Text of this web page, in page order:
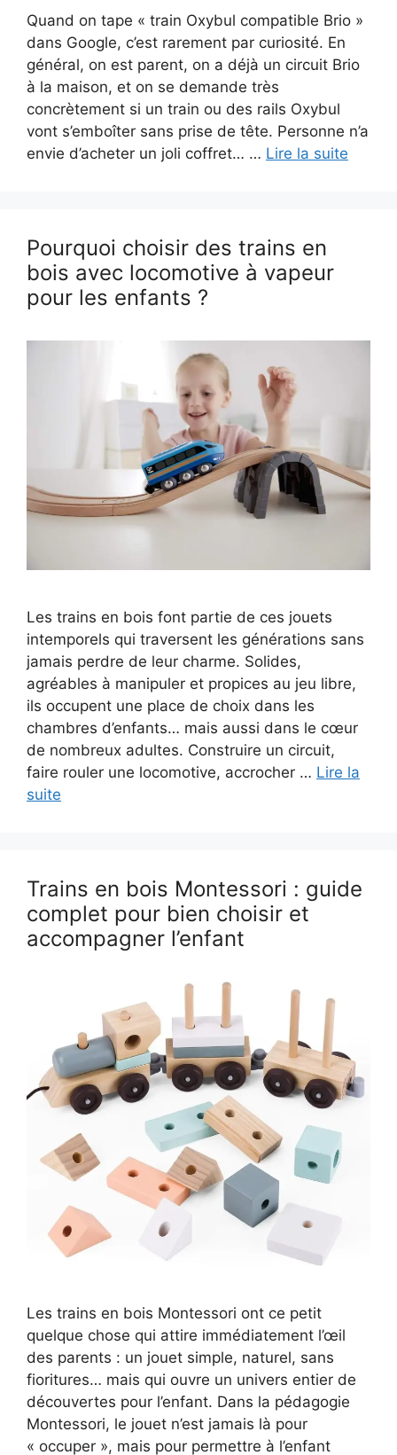
Quand on tape « train Oxybul compatible Brio »
dans Google, c’est rarement par curiosité. En
général, on est parent, on a déjà un circuit Brio
à la maison, et on se demande très
concrètement si un train ou des rails Oxybul
vont s’emboîter sans prise de tête. Personne n’a
envie d’acheter un joli coffret… … Lire la suite
Pourquoi choisir des trains en
bois avec locomotive à vapeur
pour les enfants ?
Les trains en bois font partie de ces jouets
intemporels qui traversent les générations sans
jamais perdre de leur charme. Solides,
agréables à manipuler et propices au jeu libre,
ils occupent une place de choix dans les
chambres d’enfants… mais aussi dans le cœur
de nombreux adultes. Construire un circuit,
faire rouler une locomotive, accrocher … Lire la
suite
Trains en bois Montessori : guide
complet pour bien choisir et
accompagner l’enfant
Les trains en bois Montessori ont ce petit
quelque chose qui attire immédiatement l’œil
des parents : un jouet simple, naturel, sans
fioritures… mais qui ouvre un univers entier de
découvertes pour l’enfant. Dans la pédagogie
Montessori, le jouet n’est jamais là pour
« occuper », mais pour permettre à l’enfant